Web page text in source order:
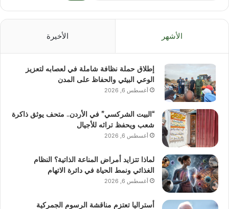
الأشهر الأخيرة
إطلاق حملة نظافة شاملة في لعصابه لتعزيز
الوعي البيئي والحفاظ على المدن
أغسطس 6, 2026
“البيت الشركسي” في الأردن.. متحف يوثق ذاكرة
شعب ويحفظ تراثه للأجيال
أغسطس 6, 2026
لماذا تتزايد أمراض المناعة الذاتية؟ النظام
الغذائي ونمط الحياة في دائرة الاتهام
أغسطس 6, 2026
أستراليا تعتزم مناقشة الرسوم الجمركية